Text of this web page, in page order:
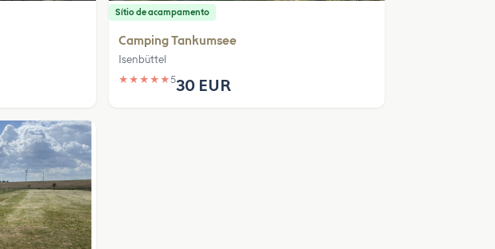
Sítio de acampamento
Camping Tankumsee
Isenbüttel
★ ★ ★ ★ ★530 EUR